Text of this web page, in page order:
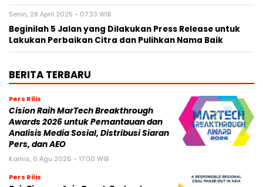
Senin, 28 April 2025 - 07:33 WIB
Beginilah 5 Jalan yang Dilakukan Press Release untuk
Lakukan Perbaikan Citra dan Pulihkan Nama Baik
BERITA TERBARU
Pers Rilis
Cision Raih MarTech Breakthrough
Awards 2026 untuk Pemantauan dan
Analisis Media Sosial, Distribusi Siaran
Pers, dan AEO
Kamis, 6 Agu 2026 - 17:00 WIB
Pers Rilis